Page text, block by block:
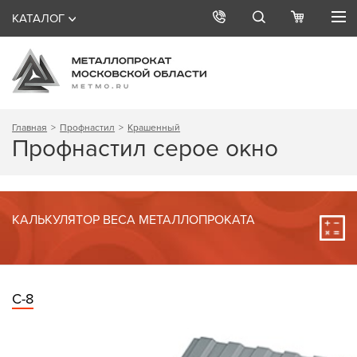
КАТАЛОГ
Главная Профнастил Крашенный
Профнастил серое окно
КАЛЬКУЛЯТОР ВЕСА МЕТАЛЛОПРОКАТА
С-8